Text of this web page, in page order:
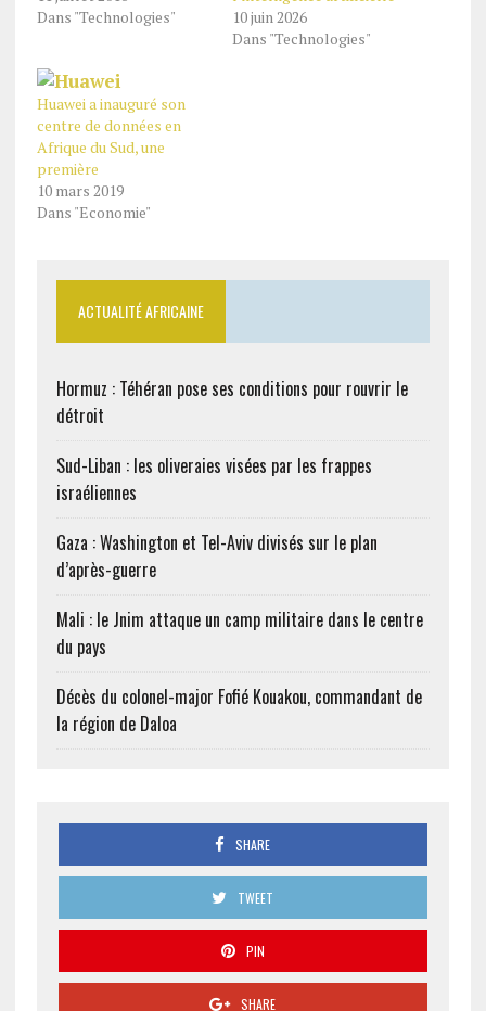
Dans "Technologies"
10 juin 2026
Dans "Technologies"
Huawei a inauguré son
centre de données en
Afrique du Sud, une
première
10 mars 2019
Dans "Economie"
ACTUALITÉ AFRICAINE
Hormuz : Téhéran pose ses conditions pour rouvrir le
détroit
Sud-Liban : les oliveraies visées par les frappes
israéliennes
Gaza : Washington et Tel-Aviv divisés sur le plan
d’après-guerre
Mali : le Jnim attaque un camp militaire dans le centre
du pays
Décès du colonel-major Fofié Kouakou, commandant de
la région de Daloa
SHARE
TWEET
PIN
SHARE